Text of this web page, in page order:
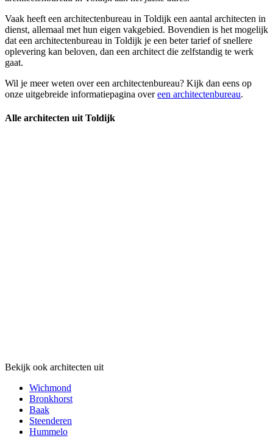
Vaak heeft een architectenbureau in Toldijk een aantal architecten in
dienst, allemaal met hun eigen vakgebied. Bovendien is het mogelijk
dat een architectenbureau in Toldijk je een beter tarief of snellere
oplevering kan beloven, dan een architect die zelfstandig te werk
gaat.
Wil je meer weten over een architectenbureau? Kijk dan eens op
onze uitgebreide informatiepagina overeen architectenbureau.
Alle architecten uit Toldijk
Bekijk ook architecten uit
Wichmond
Bronkhorst
Baak
Steenderen
Hummelo